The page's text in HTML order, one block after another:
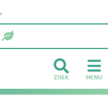
ZOEK MENU